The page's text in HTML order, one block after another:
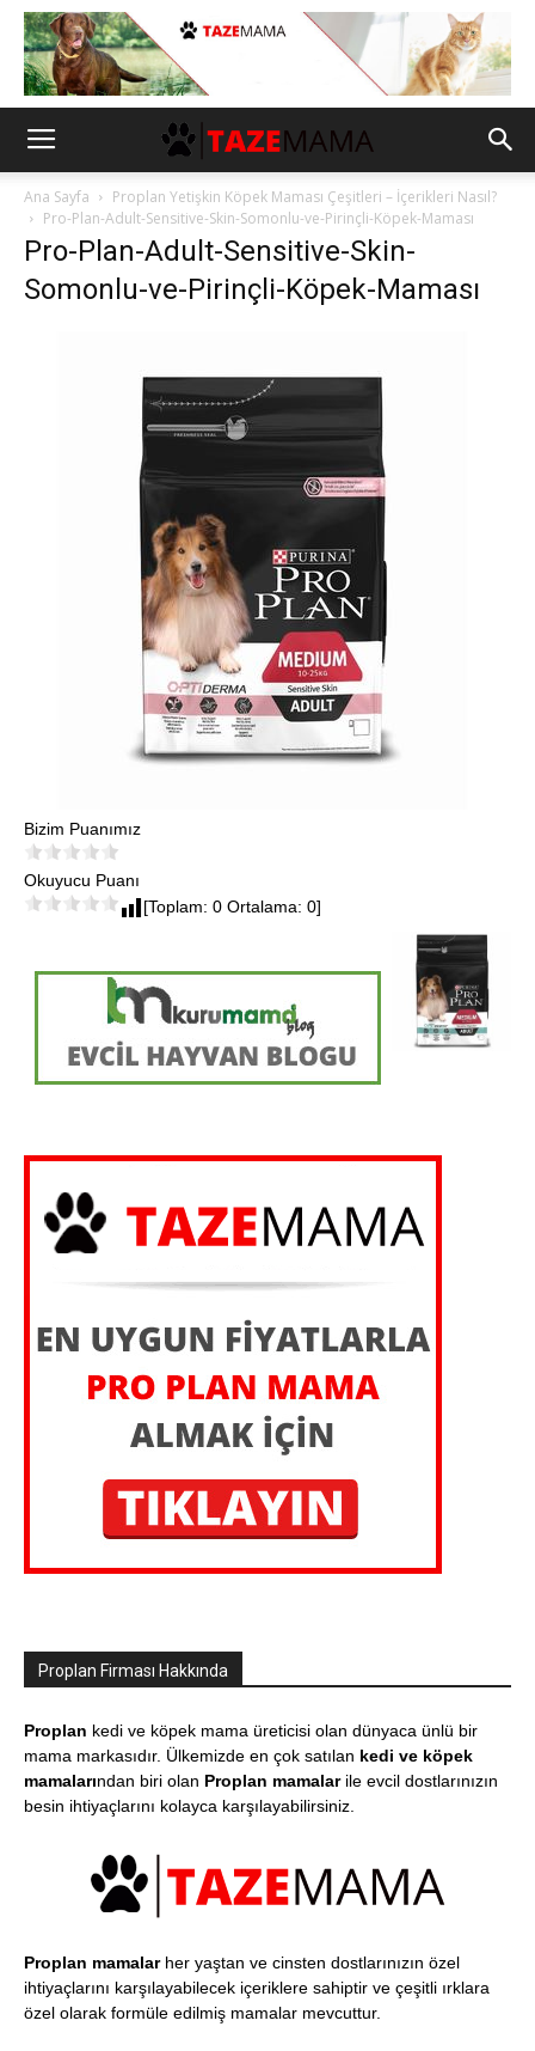
Ana Sayfa
Proplan Yetişkin Köpek Maması Çeşitleri – İçerikleri Nasıl?
Pro-Plan-Adult-Sensitive-Skin-Somonlu-ve-Pirinçli-Köpek-Maması
Pro-Plan-Adult-Sensitive-Skin-
Somonlu-ve-Pirinçli-Köpek-Maması
Bizim Puanımız
Okuyucu Puanı
[Toplam: 0 Ortalama: 0]
Proplan Firması Hakkında
Proplan kedi ve köpek mama üreticisi olan dünyaca ünlü bir
mama markasıdır. Ülkemizde en çok satılan kedi ve köpek
mamalarından biri olan Proplan mamalarile evcil dostlarınızın
besin ihtiyaçlarını kolayca karşılayabilirsiniz.
Proplan mamalarher yaştan ve cinsten dostlarınızın özel
ihtiyaçlarını karşılayabilecek içeriklere sahiptir ve çeşitli ırklara
özel olarak formüle edilmiş mamalar mevcuttur.